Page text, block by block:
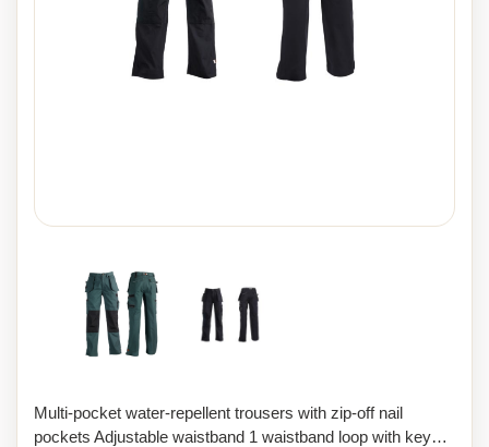
Multi-pocket water-repellent trousers with zip-off nail
pockets Adjustable waistband 1 waistband loop with key